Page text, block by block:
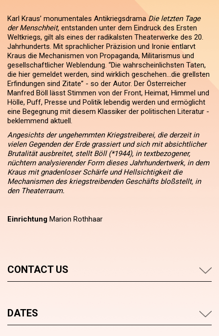
Karl Kraus’ monumentales Antikriegsdrama Die letzten Tage
der Menschheit, entstanden unter dem Eindruck des Ersten
Weltkriegs, gilt als eines der radikalsten Theaterwerke des 20.
Jahrhunderts. Mit sprachlicher Präzision und Ironie entlarvt
Kraus die Mechanismen von Propaganda, Militarismus und
gesellschaftlicher Weblendung. “Die wahrscheinlichsten Taten,
die hier gemeldet werden, sind wirklich geschehen…die grellsten
Erfindungen sind Zitate” - so der Autor. Der Österreicher
Manfred Böll lässt Stimmen von der Front, Heimat, Himmel und
Hölle, Puff, Presse und Politik lebendig werden und ermöglicht
eine Begegnung mit diesem Klassiker der politischen Literatur -
beklemmend aktuell.
Angesichts der ungehemmten Kriegstreiberei, die derzeit in
vielen Gegenden der Erde grassiert und sich mit absichtlicher
Brutalität ausbreitet, stellt Böll (*1944), in textbezogener,
nüchtern analysierender Form dieses Jahrhundertwerk, in dem
Kraus mit gnadenloser Schärfe und Hellsichtigkeit die
Mechanismen des kriegstreibenden Geschäfts bloßstellt, in
den Theaterraum.
Einrichtung Marion Rothhaar
CONTACT US
DATES